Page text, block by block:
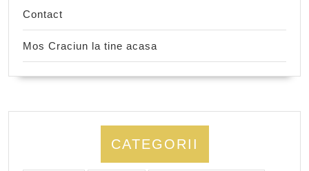
Contact
Mos Craciun la tine acasa
CATEGORII